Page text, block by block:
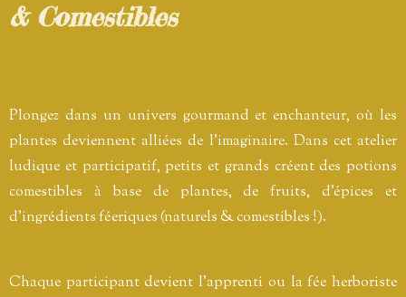
& Comestibles
Plongez dans un univers gourmand et enchanteur, où les
plantes deviennent alliées de l’imaginaire. Dans cet atelier
ludique et participatif, petits et grands créent des potions
comestibles à base de plantes, de fruits, d’épices et
d’ingrédients féeriques (naturels & comestibles !).
Chaque participant devient l’apprenti ou la fée herboriste